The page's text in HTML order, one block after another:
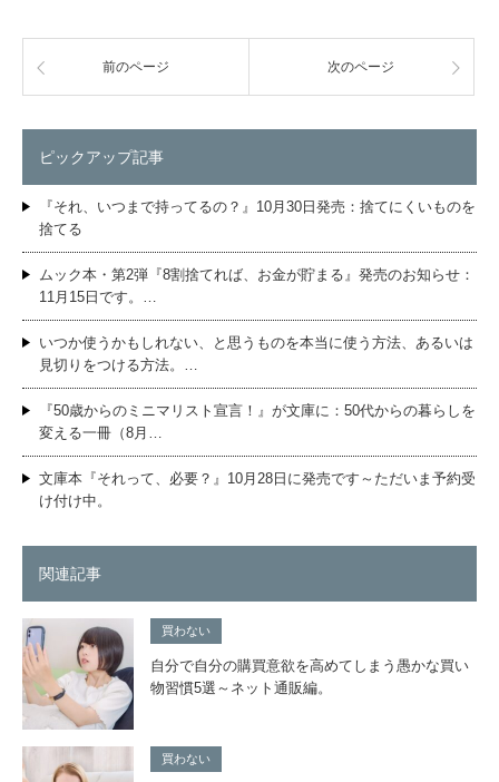
前のページ 次のページ
ピックアップ記事
『それ、いつまで持ってるの？』10月30日発売：捨てにくいものを
捨てる
ムック本・第2弾『8割捨てれば、お金が貯まる』発売のお知らせ：
11月15日です。…
いつか使うかもしれない、と思うものを本当に使う方法、あるいは
見切りをつける方法。…
『50歳からのミニマリスト宣言！』が文庫に：50代からの暮らしを
変える一冊（8月…
文庫本『それって、必要？』10月28日に発売です～ただいま予約受
け付け中。
関連記事
買わない
自分で自分の購買意欲を高めてしまう愚かな買い
物習慣5選～ネット通販編。
買わない